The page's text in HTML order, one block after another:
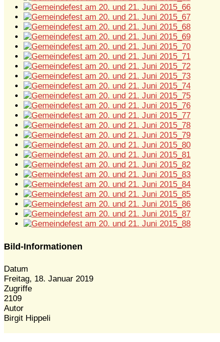
Bild-Informationen
Datum
Freitag, 18. Januar 2019
Zugriffe
2109
Autor
Birgit Hippeli